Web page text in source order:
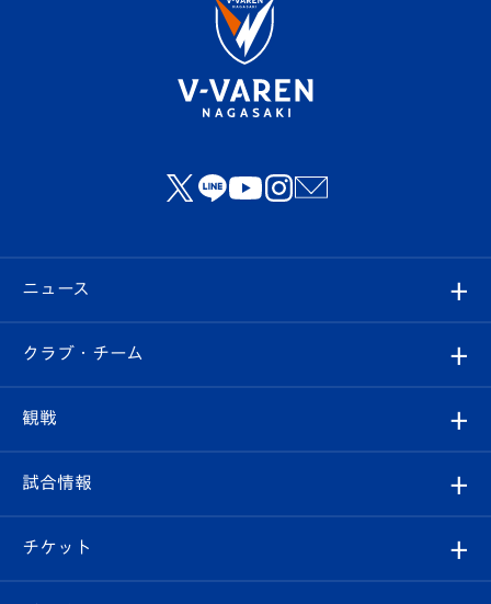
ニュース
すべて
クラブ
試合情報
クラブ・チーム
クラブ概要
エンブレム紹介
観戦
観戦ルール
はじめての観戦ガイド
試合情報
試合日程/結果
チケット